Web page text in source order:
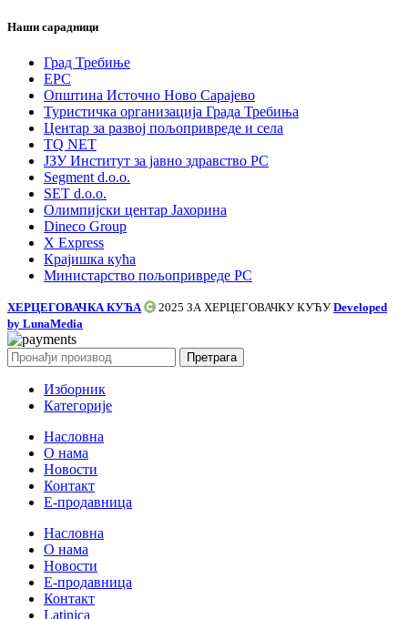
Наши сарадници
Град Требиње
ЕРС
Општина Источно Ново Сарајево
Туристичка организација Града Требиња
Центар за развој пољопривреде и села
TQ NET
ЈЗУ Институт за јавно здравство РС
Segment d.o.o.
SET d.o.o.
Олимпијски центар Јахорина
Dineco Group
X Express
Крајишка кућа
Министарство пољопривреде РС
ХЕРЦЕГОВАЧКА КУЋА 2025 ЗА ХЕРЦЕГОВАЧКУ КУЋУ Developed
by LunaMedia
Претрага
Изборник
Категорије
Насловна
О нама
Новости
Контакт
E-продавница
Насловна
О нама
Новости
Е-продавница
Контакт
Latinica